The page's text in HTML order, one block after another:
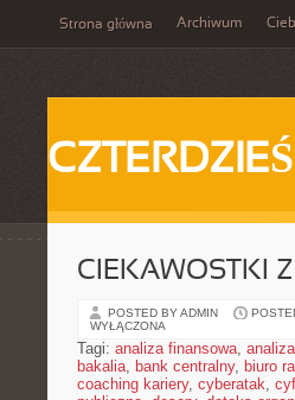
Strona główna Archiwum
CIEKAWOSTKI
POSTED BY ADMIN
WYŁĄCZONA
Tagi: analiza finansowa,
bakalia, bank centralny, biuro
coaching kariery, cyberatak,